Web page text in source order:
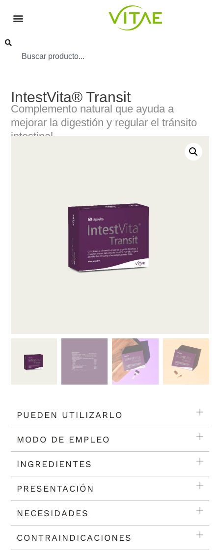
IntestVita® Transit
Complemento natural que ayuda a
mejorar la digestión y regular el tránsito
intestinal.
PUEDEN UTILIZARLO
MODO DE EMPLEO
INGREDIENTES
PRESENTACIÓN
NECESIDADES
CONTRAINDICACIONES